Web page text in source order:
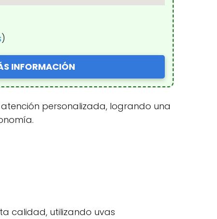
)
INFORMACIÓN
personalizada, logrando una
calidad, utilizando uvas